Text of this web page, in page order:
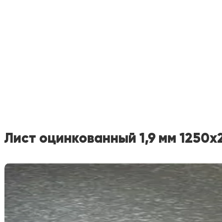
Лист оцинкованный 1,9 мм